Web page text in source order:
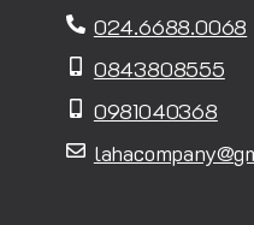
024.6688.0068
0843808555
0981040368